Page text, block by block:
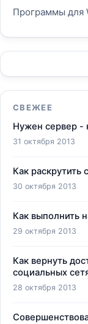
Программы для
СВЕЖЕЕ
Нужен сервер -
31 октября 2013
Как раскрутить
30 октября 2013
Как выполнить
29 октября 2013
Как вернуть
социальных
28 октября 2013